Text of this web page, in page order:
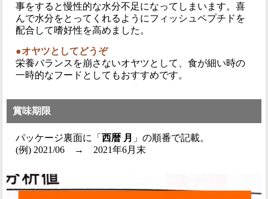
事をすると慢性的な水分不足になってしまいます。喜
んで水分をとってくれるようにフィッシュペプチドを
配合して嗜好性を高めました。
●オヤツとしてどうぞ
栄養バランスを崩さないオヤツとして、食が細い時の
一時的なフードとしてもおすすめです。
賞味期限
パッケージ裏面に「西暦 月 」の順番で記載。
(例) 2021/06 → 2021年6月末